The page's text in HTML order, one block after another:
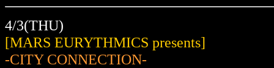
4/3(THU)
[MARS EURYTHMICS presents]
-CITY CONNECTION-